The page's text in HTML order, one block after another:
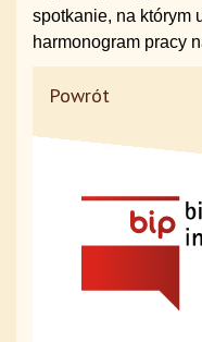
spotkanie, na którym
harmonogram pracy
Powrót